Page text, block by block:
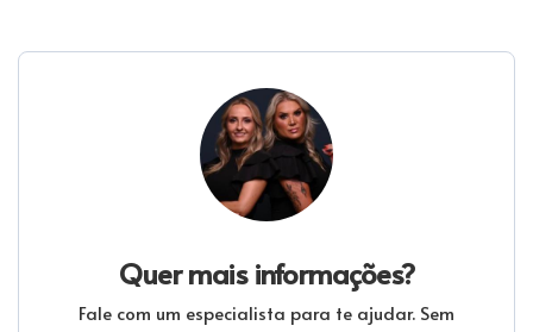
Quer mais informações?
Fale com um especialista para te ajudar. Sem